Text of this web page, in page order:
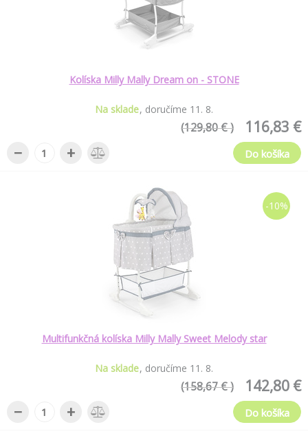
Kolíska Milly Mally Dream on - STONE
Na sklade doručíme 11 . 8.
116,83 €
(129,80 € )
− + Do košíka
-10%
Multifunkčná kolíska Milly Mally Sweet Melody star
Na sklade doručíme 11 . 8.
142,80 €
(158,67 € )
− + Do košíka